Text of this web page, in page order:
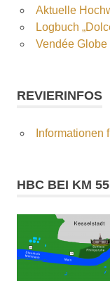
Aktuelle
Logbuch
Vendée
REVIERINFOS
Informationen
HBC BEI KM